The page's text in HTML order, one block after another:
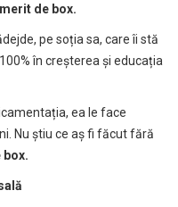
de box.
pe soția sa, care îi stă
în creșterea și educația
ea le face
Nu știu ce aș fi făcut fără